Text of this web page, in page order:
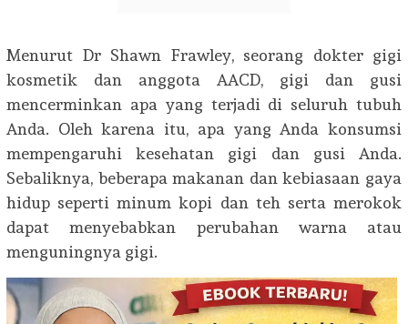
Menurut Dr Shawn Frawley, seorang dokter gigi
kosmetik dan
anggota AACD, gigi dan gusi
mencerminkan apa yang terjadi di seluruh tubuh
Anda. Oleh karena itu, apa yang Anda konsumsi
mempengaruhi kesehatan gigi dan gusi Anda.
Sebaliknya, beberapa makanan dan kebiasaan gaya
hidup seperti minum kopi dan teh serta merokok
dapat
menyebabkan perubahan warna
atau
menguningnya gigi.